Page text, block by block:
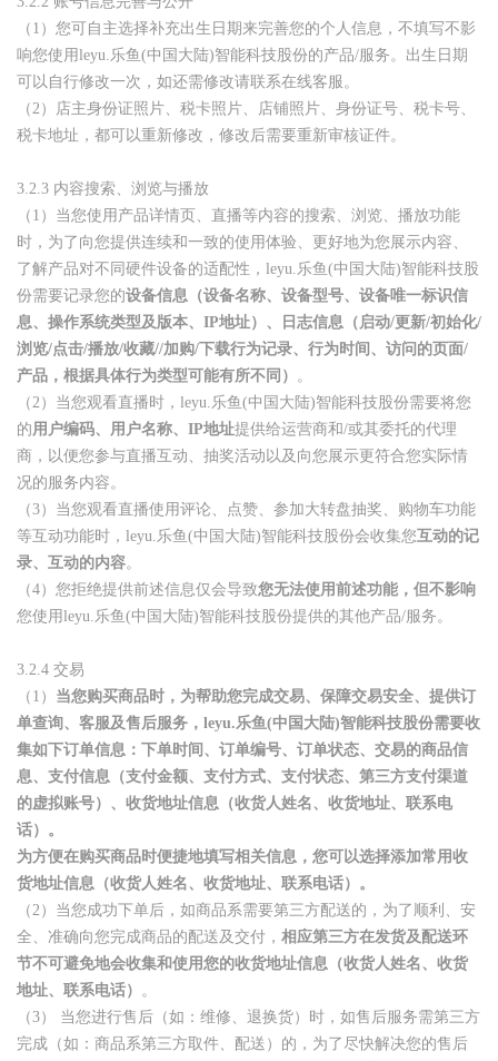
（ 1 ）您可自主选择补充出生日期来完善您的个人信息，不填写不影
响您使用leyu.乐鱼(中国大陆)智能科技股份的产品/服务。出生日期
可以自行修改一次，如还需修改请联系在线客服。
（2）店主身份证照片、税卡照片、店铺照片、身份证号、税卡号、
税卡地址，都可以重新修改，修改后需要重新审核证件。
3.2.3 内容搜索、浏览与播放
（1）当您使用产品详情页、直播等内容的搜索、浏览、播放功能
时，为了向您提供连续和一致的使用体验、更好地为您展示内容、
了解产品对不同硬件设备的适配性，leyu.乐鱼(中国大陆)智能科技股
份需要记录您的设备信息（设备名称、设备型号、设备唯一标识信
息、操作系统类型及版本、IP地址）、日志信息（启动/更新/初始化/
浏览/点击/播放/收藏//加购/下载行为记录、行为时间、访问的页面/
产品，根据具体行为类型可能有所不同） 。
（2） 当您观看直播时，leyu.乐鱼(中国大陆)智能科技股份需要将您
的用户编码、用户名称、IP地址提供给运营商和/或其委托的代理
商，以便您参与直播互动、抽奖活动以及向您展示更符合您实际情
况的服务内容。
（3） 当您观看直播使用评论、点赞、参加大转盘抽奖、购物车功能
等互动功能时，leyu.乐鱼(中国大陆)智能科技股份会收集您互动的记
录、互动的内容。
（4） 您拒绝提供前述信息仅会导致您无法使用前述功能，但不影响
您使用leyu.乐鱼(中国大陆)智能科技股份提供的其他产品/服务。
3.2.4 交易
（ 1 ） 当您购买商品时，为帮助您完成交易、保障交易安全、提供订
单查询、客服及售后服务，leyu.乐鱼(中国大陆)智能科技股份需要收
集如下订单信息：下单时间、订单编号、订单状态、交易的商品信
息、支付信息（支付金额、支付方式、支付状态、第三方支付渠道
的虚拟账号）、收货地址信息（收货人姓名、收货地址、联系电
话）。
为方便在购买商品时便捷地填写相关信息，您可以选择添加常用收
货地址信息（收货人姓名、收货地址、联系电话）。
（2） 当您成功下单后，如商品系需要第三方配送的，为了顺利、安
全、准确向您完成商品的配送及交付， 相应第三方在发货及配送环
节不可避免地会收集和使用您的收货地址信息（收货人姓名、收货
地址、联系电话） 。
（3）
当您进行售后（如：维修、退换货）时，如售后服务需第三方
完成（如：商品系第三方取件、配送）的，为了尽快解决您的售后